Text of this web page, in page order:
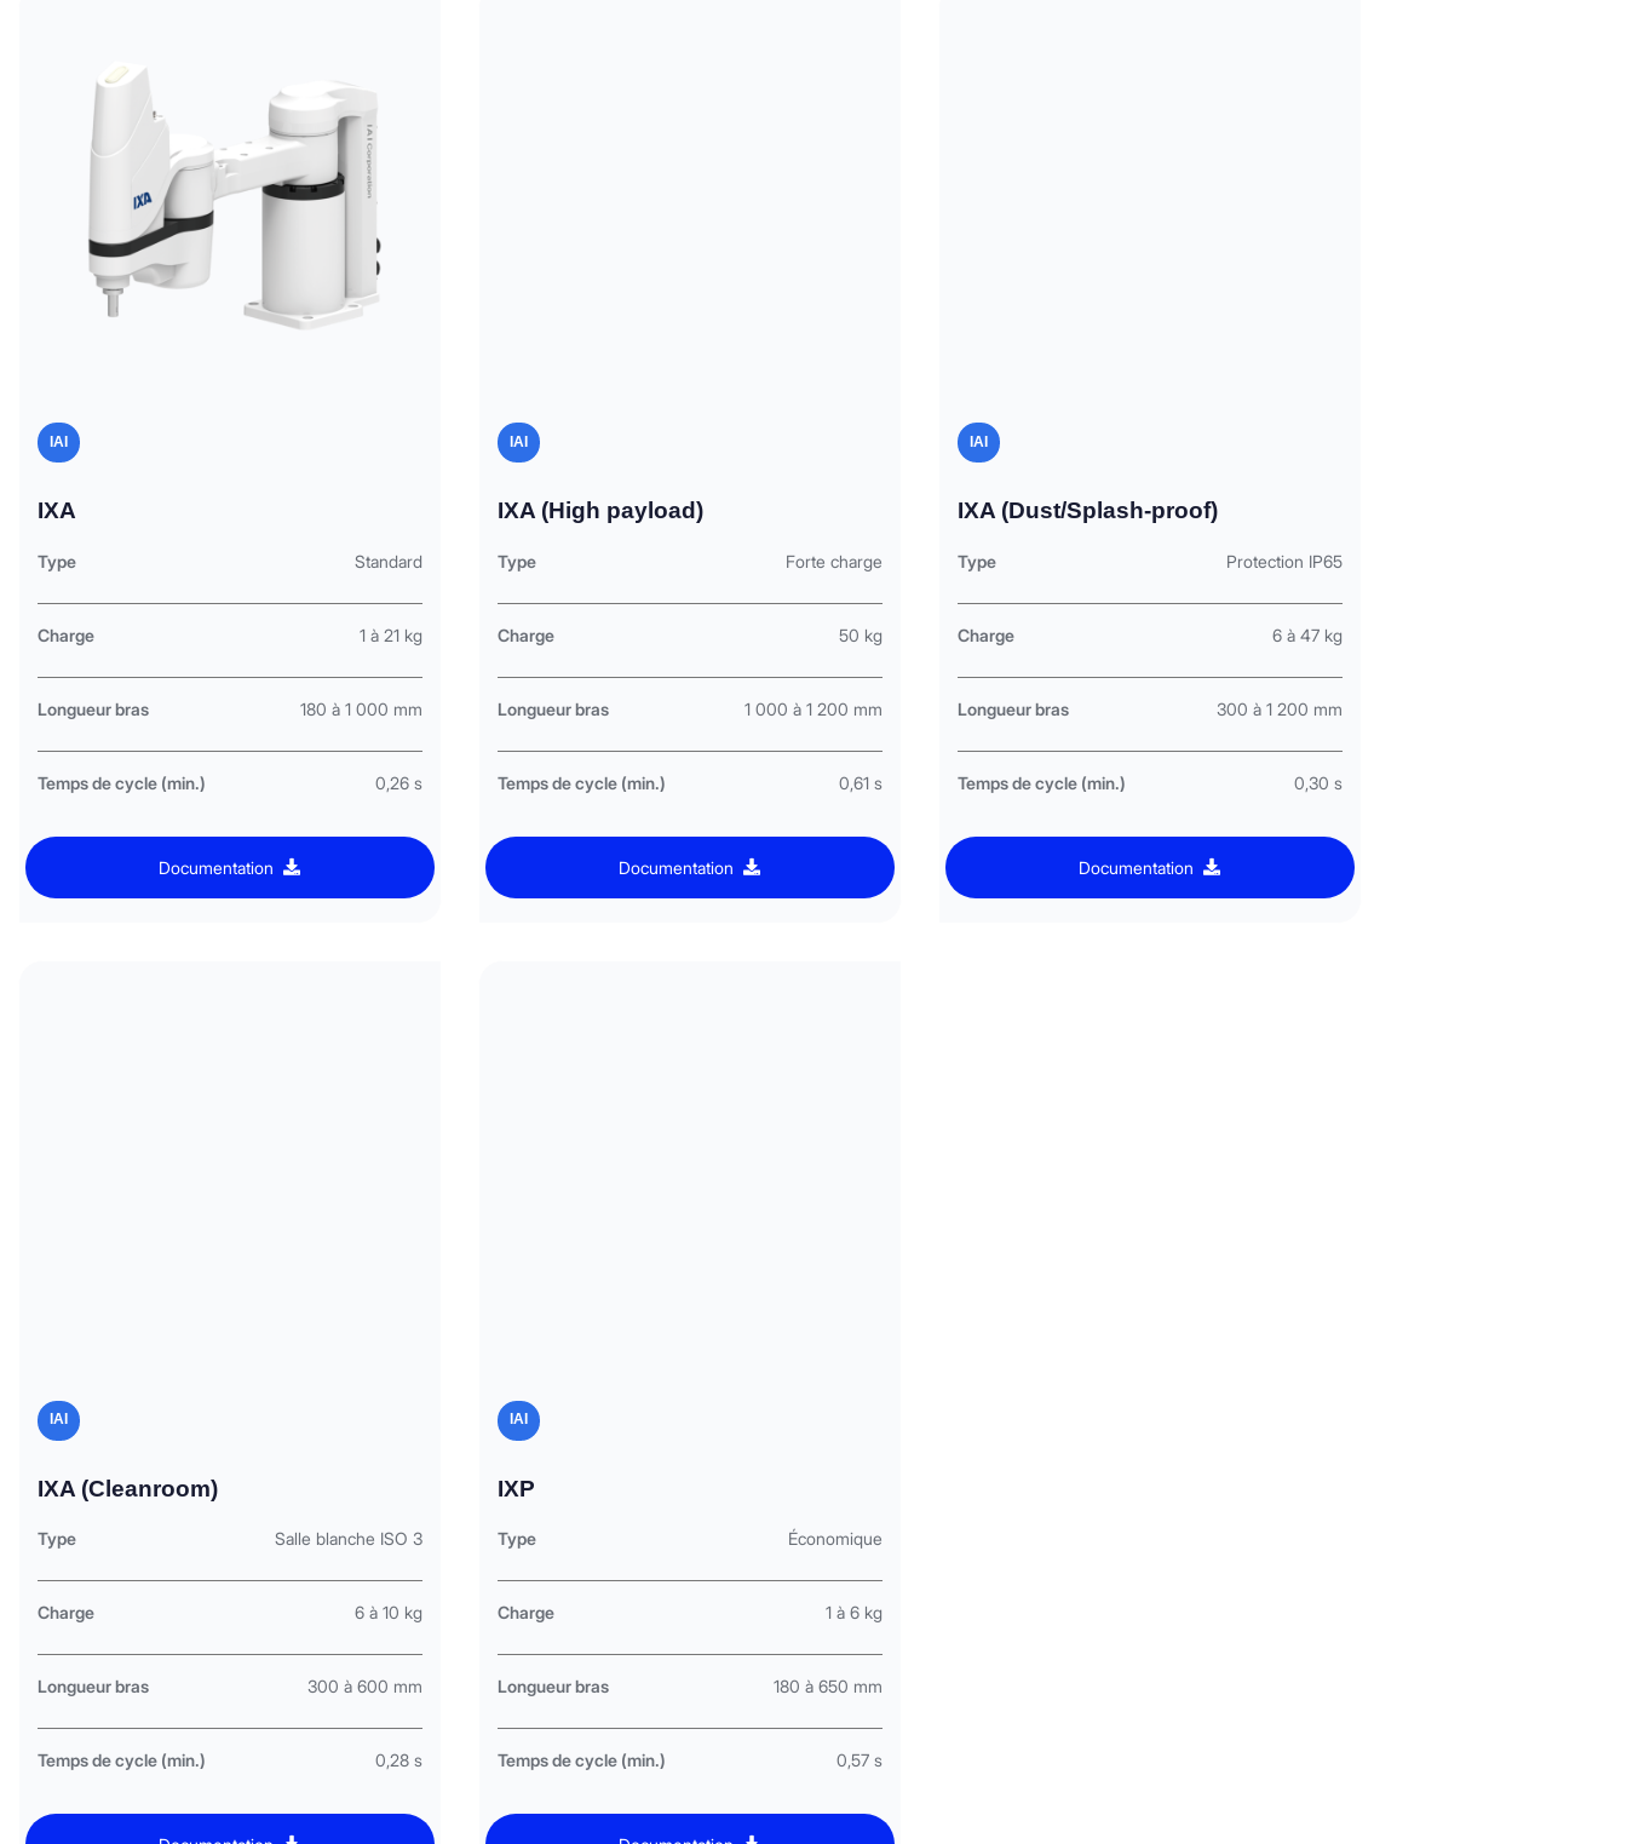
IAI
IXA
Type Standard
Charge 1 à 21 kg
Longueur bras 180 à 1 000 mm
Temps de cycle (min.) 0,26 s
Documentation
IAI
IXA (High payload)
Type Forte charge
Charge 50 kg
Longueur bras 1 000 à 1 200 mm
Temps de cycle (min.) 0,61 s
Documentation
IAI
IXA (Dust/Splash-proof)
Type Protection IP65
Charge 6 à 47 kg
Longueur bras 300 à 1 200 mm
Temps de cycle (min.) 0,30 s
Documentation
IAI
IXA (Cleanroom)
Type Salle blanche ISO 3
Charge 6 à 10 kg
Longueur bras 300 à 600 mm
Temps de cycle (min.) 0,28 s
IAI
IXP
Type Économique
Charge 1 à 6 kg
Longueur bras 180 à 650 mm
Temps de cycle (min.) 0,57 s